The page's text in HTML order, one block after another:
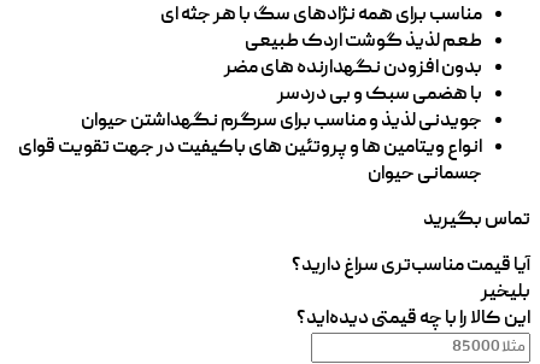
مناسب برای همه نژادهای سگ با هر جثه ای
طعم لذیذ گوشت اردک طبیعی
بدون افزودن نگهدارنده های مضر
با هضمی سبک و بی دردسر
جویدنی لذیذ و مناسب برای سرگرم نگهداشتن حیوان
انواع ویتامین ها و پروتئین های باکیفیت در جهت تقویت قوای
جسمانی حیوان
تماس بگیرید
آیا قیمت مناسب‌تری سراغ دارید؟
بلیخیر
این کالا را با چه قیمتی دیده‌اید؟